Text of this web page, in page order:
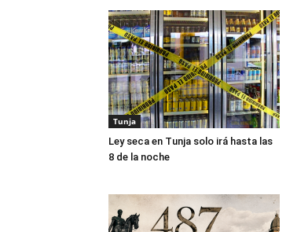
Tunja
Ley seca en Tunja solo irá hasta las
8 de la noche